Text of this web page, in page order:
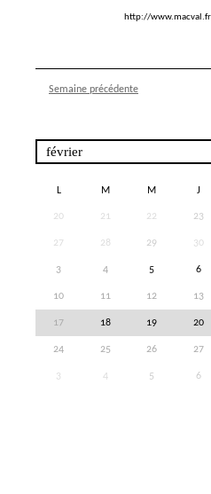
http://
Semaine précédente
L M M J
20 21 22 23
27 28 29 30
3 4 5 6
10 11 12 13
17 18 19 20
24 25 26 27
3 4 5 6